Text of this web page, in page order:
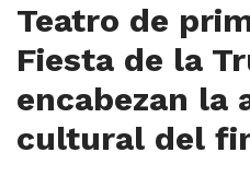
Teatro de
Fiesta de la
encabezan la
cultural del